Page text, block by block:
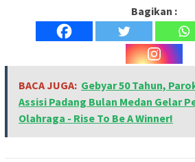
Bagikan :
BACA JUGA: Gebyar 50 Tahun,
Assisi Padang Bulan Medan Gelar
Olahraga - Rise To Be A Winner!